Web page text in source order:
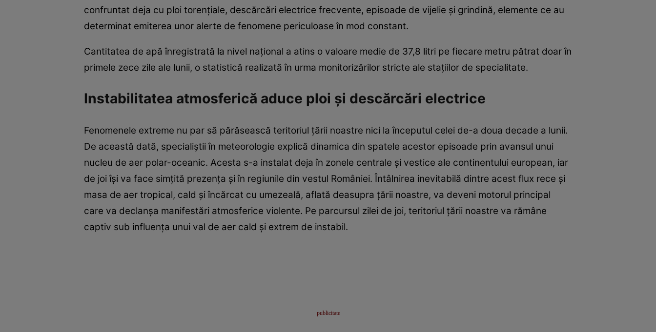
confruntat deja cu ploi torențiale, descărcări electrice frecvente, episoade de vijelie și grindină, elemente ce au
determinat emiterea unor alerte de fenomene periculoase în mod constant.
Cantitatea de apă înregistrată la nivel național a atins o valoare medie de 37,8 litri pe fiecare metru pătrat doar în
primele zece zile ale lunii, o statistică realizată în urma monitorizărilor stricte ale stațiilor de specialitate.
Instabilitatea atmosferică aduce ploi și descărcări electrice
Fenomenele extreme nu par să părăsească teritoriul țării noastre nici la începutul celei de-a doua decade a lunii.
De această dată, specialiștii în meteorologie explică dinamica din spatele acestor episoade prin avansul unui
nucleu de aer polar-oceanic. Acesta s-a instalat deja în zonele centrale și vestice ale continentului european, iar
de joi își va face simțită prezența și în regiunile din vestul României. Întâlnirea inevitabilă dintre acest flux rece și
masa de aer tropical, cald și încărcat cu umezeală, aflată deasupra țării noastre, va deveni motorul principal
care va declanșa manifestări atmosferice violente. Pe parcursul zilei de joi, teritoriul țării noastre va rămâne
captiv sub influența unui val de aer cald și extrem de instabil.